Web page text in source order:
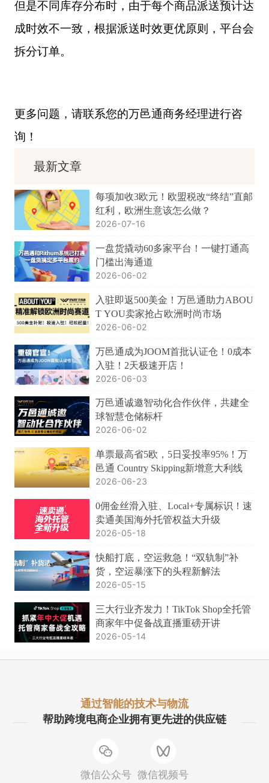
但是不同库存分布时，由于每个商品派送预计达
成时效不一致，根据派送时效更优原则，平台会
拆分订单。
更多问题，请联系您的万邑通商务经理进行咨
询！
最新文章
每项加收3欧元！欧盟税改“终结”直邮
红利，欧洲生意该怎么做？
2026-07-16
一盘货撬动60多家平台！一键打通高
门槛出海通道
2026-06-02
入驻即返500美金！万邑通助力ABOU
T YOU卖家抢占欧洲时尚市场
2026-06-02
万邑通成为JOOM首批认证仓！0成本
入驻！2天极速开店！
2026-06-03
万邑通诚邀智动化合作伙伴，共建全
球智慧仓储标杆
2026-06-02
单票最高省5欧，5日妥投率95%！万
邑通 Country Skipping新增意大利线
2026-06-23
0佣金丝滑入驻、Local+专属标识！速
卖通美国海外托管权益大升级
2026-05-18
快船打底，空运救急！“双轨制”补
货，空运暴涨下的头程新解法
2026-05-15
三大行业齐发力！TikTok Shop全托管
商家年中促备战直播重磅开讲
2026-05-14
通过智能的技术与物流
帮助跨境电商企业拥有更先进的供应链
微信公众号 微信视频号